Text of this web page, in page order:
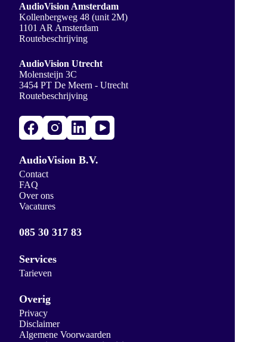
AudioVision Amsterdam
Kollenbergweg 48 (unit 2M)
1101 AR Amsterdam
Routebeschrijving
AudioVision Utrecht
Molensteijn 3C
3454 PT De Meern - Utrecht
Routebeschrijving
AudioVision B.V.
Contact
FAQ
Over ons
Vacatures
085 30 317 83
Services
Tarieven
Overig
Privacy
Disclaimer
Algemene Voorwaarden